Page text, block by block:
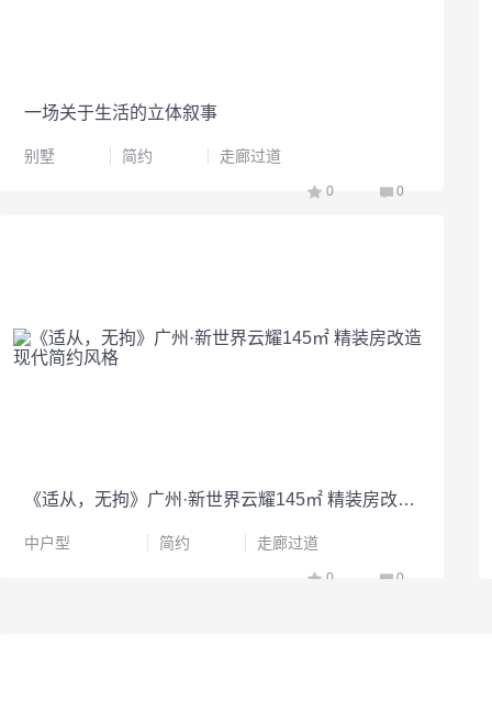
一场关于生活的立体叙事
别墅 简约 走廊过道
0 0
《适从，无拘》广州·新世界云耀145㎡ 精装房改造 现代简约风格
中户型 简约 走廊过道
0 0